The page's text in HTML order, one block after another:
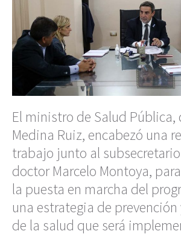
El ministro de Salud Pública,
Medina Ruiz, encabezó una
trabajo junto al
doctor Marcelo Montoya,
la puesta en marcha del
una estrategia de
de la salud que será